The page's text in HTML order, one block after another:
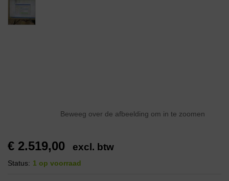
Beweeg over de afbeelding om in te zoomen
€ 2.519,00 excl. btw
Status: 1 op voorraad